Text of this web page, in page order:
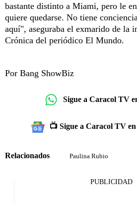
bastante distinto a Miami, pero le
quiere quedarse. No tiene
aquí", aseguraba el exmarido de la
Crónica del periódico El Mundo.
Por Bang ShowBiz
Sigue a Caracol TV
📺 Sigue a Caracol TV
Relacionados Paulina Rubio
PUBLICIDAD